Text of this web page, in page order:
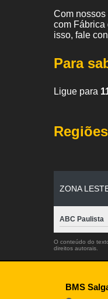
Com nossos
com Fábrica
isso, fale
Para
Ligue para
ZONA
ABC Paulista
O conteúdo do
direitos autorais
BMS